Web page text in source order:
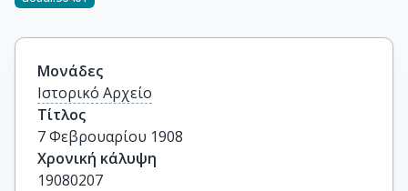
Μονάδες
Ιστορικό Αρχείο
Τίτλος
7 Φεβρουαρίου 1908
Χρονική κάλυψη
19080207